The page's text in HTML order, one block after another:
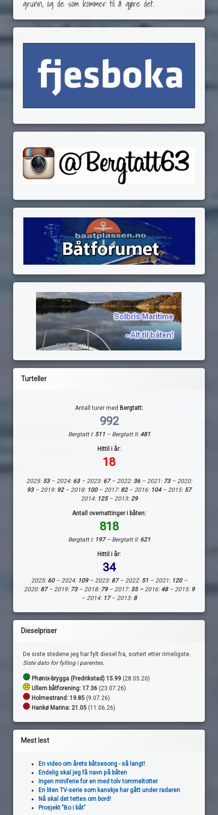
grunn, og de som kommer til å gjøre det.
Turteller
Antall turer med Bergtatt:
992
Bergtatt I: 511 – Bergtatt II:481
Hittil i år:
18
2025: 53– 2024:63– 2023: 67– 2022: 36– 2021: 73– 2020:
93– 2019: 92– 2018: 100 – 2017: 82– 2016: 104– 2015: 57
2014: 125– 2013: 29
Antall overnattinger i båten:
818
Bergtatt I: 197– Bergtatt II: 621
Hittil i år:
34
2025: 60– 2024: 109– 2023: 87– 2022: 51– 2021: 120–
2020: 87– 2019: 73– 2018: 79– 2017: 35 – 2016:48– 2015: 9
– 2014: 17– 2013: 8
Dieselpriser
De siste stedene jeg har fylt diesel fra, sortert etter rimeligste.
Siste dato for fylling i parentes.
Phønix-brygga (Fredrikstad) 15.99 (28.05.20)
Ullern båtforening: 17.36 (23.07.26)
Holmestrand: 19.85 (9.07.26)
Hankø Marina: 21.05 (11.06.26)
Mest lest
En video om årets båtsesong - så langt!
Endelig skal jeg få navn på båten
Ingen miniferie for en med tolv tommeltotter
En liten TV-serie som kanskje har gått under radaren
Nå skal det tettes om bord!
Prosjekt "Bo i båt"